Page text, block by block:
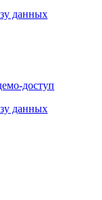
данных
данных